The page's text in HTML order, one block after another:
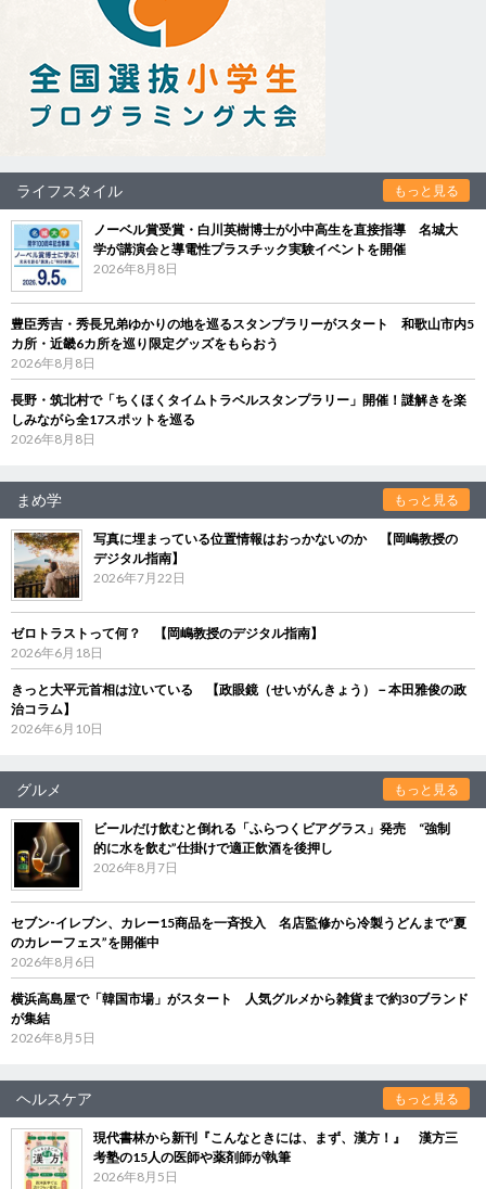
ライフスタイル もっと見る
ノーベル賞受賞・白川英樹博士が小中高生を直接指導 名城大
学が講演会と導電性プラスチック実験イベントを開催
2026年8月8日
豊臣秀吉・秀長兄弟ゆかりの地を巡るスタンプラリーがスタート 和歌山市内5
カ所・近畿6カ所を巡り限定グッズをもらおう
2026年8月8日
長野・筑北村で「ちくほくタイムトラベルスタンプラリー」開催！謎解きを楽
しみながら全17スポットを巡る
2026年8月8日
まめ学 もっと見る
写真に埋まっている位置情報はおっかないのか 【岡嶋教授の
デジタル指南】
2026年7月22日
ゼロトラストって何？ 【岡嶋教授のデジタル指南】
2026年6月18日
きっと大平元首相は泣いている 【政眼鏡（せいがんきょう）－本田雅俊の政
治コラム】
2026年6月10日
グルメ もっと見る
ビールだけ飲むと倒れる「ふらつくビアグラス」発売 “強制
的に水を飲む”仕掛けで適正飲酒を後押し
2026年8月7日
セブン‐イレブン、カレー15商品を一斉投入 名店監修から冷製うどんまで“夏
のカレーフェス”を開催中
2026年8月6日
横浜高島屋で「韓国市場」がスタート 人気グルメから雑貨まで約30ブランド
が集結
2026年8月5日
ヘルスケア もっと見る
現代書林から新刊『こんなときには、まず、漢方！』 漢方三
考塾の15人の医師や薬剤師が執筆
2026年8月5日